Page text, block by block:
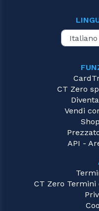
CT Zero
Vendi
API -
CT Zero